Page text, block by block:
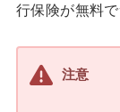
行保険が無料
注意